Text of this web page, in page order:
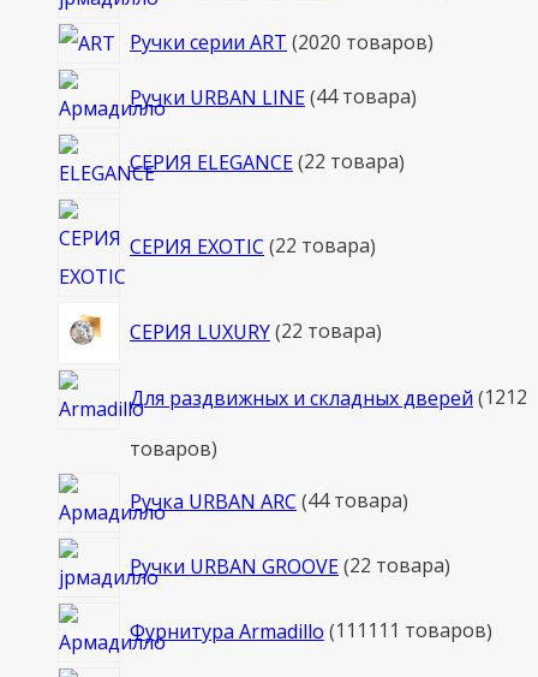
Ручки серии ART 2020 товаров
Ручки URBAN LINE 44 товара
СЕРИЯ ELEGANCE 22 товара
СЕРИЯ EXOTIC 22 товара
СЕРИЯ LUXURY 22 товара
Для раздвижных и складных дверей 1212
товаров
Ручка URBAN ARC 44 товара
Ручки URBAN GROOVE 22 товара
Фурнитура Armadillo 111 111 товаров